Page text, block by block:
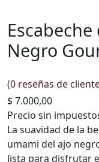
Negro
(0 reseñas de
$7.000,00
Precio sin
La suavidad de la
umami del ajo
lista para disfrutar